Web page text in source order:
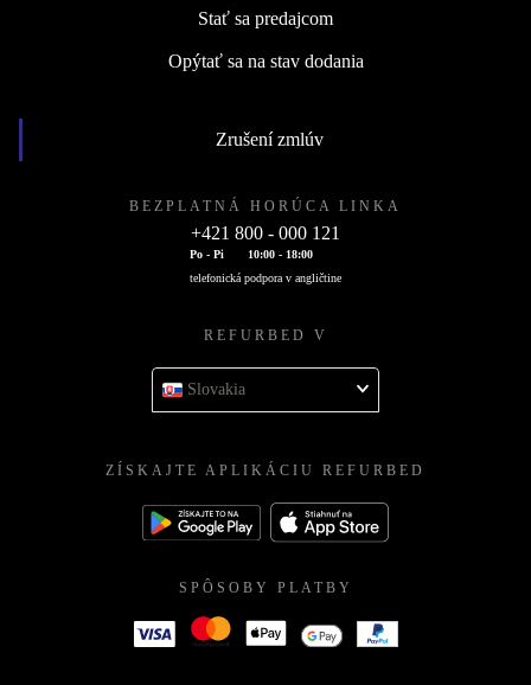
Stať sa predajcom
Opýtať sa na stav dodania
Zrušení zmlúv
BEZPLATNÁ HORÚCA LINKA
+421 800 - 000 121
Po - Pi
10:00 - 18:00
telefonická podpora v angličtine
REFURBED V
Slovakia
ZÍSKAJTE APLIKÁCIU REFURBED
SPÔSOBY PLATBY